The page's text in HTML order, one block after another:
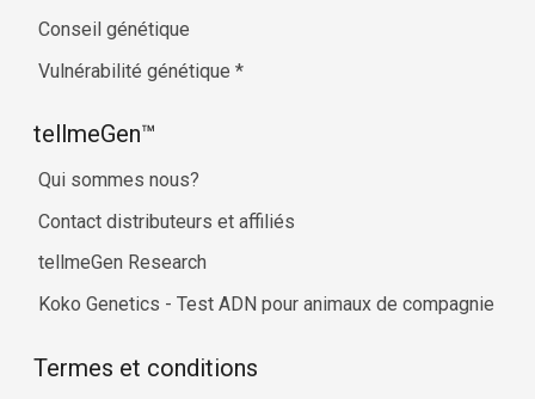
Conseil génétique
Vulnérabilité génétique *
tellmeGen™
Qui sommes nous?
Contact distributeurs et affiliés
tellmeGen Research
Koko Genetics - Test ADN pour animaux de compagnie
Termes et conditions